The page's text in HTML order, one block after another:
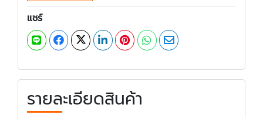
แชร์
รายละเอียดสินค้า